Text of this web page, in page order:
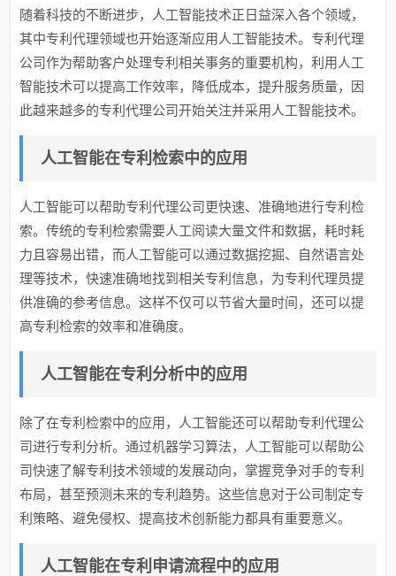
随着科技的不断进步，人工智能技术正日益深入各个领域，
其中专利代理领域也开始逐渐应用人工智能技术。专利代理
公司作为帮助客户处理专利相关事务的重要机构，利用人工
智能技术可以提高工作效率，降低成本，提升服务质量，因
此越来越多的专利代理公司开始关注并采用人工智能技术。
人工智能在专利检索中的应用
人工智能可以帮助专利代理公司更快速、准确地进行专利检
索。传统的专利检索需要人工阅读大量文件和数据，耗时耗
力且容易出错，而人工智能可以通过数据挖掘、自然语言处
理等技术，快速准确地找到相关专利信息，为专利代理员提
供准确的参考信息。这样不仅可以节省大量时间，还可以提
高专利检索的效率和准确度。
人工智能在专利分析中的应用
除了在专利检索中的应用，人工智能还可以帮助专利代理公
司进行专利分析。通过机器学习算法，人工智能可以帮助公
司快速了解专利技术领域的发展动向，掌握竞争对手的专利
布局，甚至预测未来的专利趋势。这些信息对于公司制定专
利策略、避免侵权、提高技术创新能力都具有重要意义。
人工智能在专利申请流程中的应用